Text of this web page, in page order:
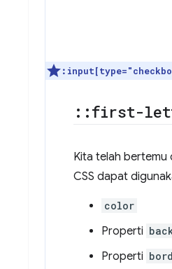
:
::first-
Kita telah bertemu
CSS dapat
color
Properti
Properti